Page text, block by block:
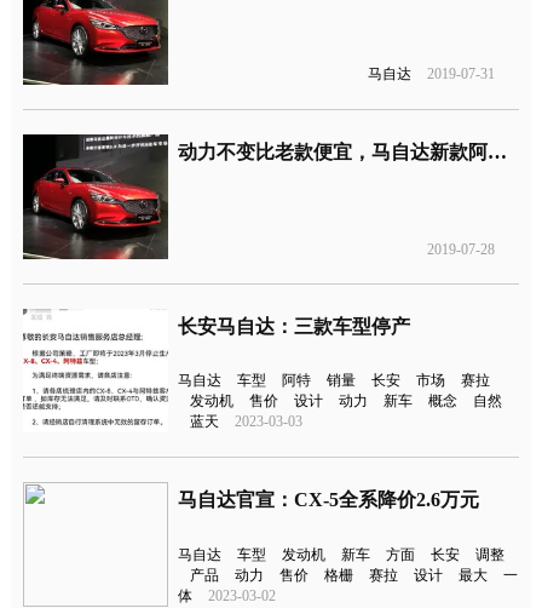
马自达 2019-07-31
动力不变比老款便宜，马自达新款阿特兹预售价16.90万元起
2019-07-28
长安马自达：三款车型停产
马自达 车型 阿特 销量 长安 市场
赛拉
发动机
售价 设计 动力 新车 概念
自然
蓝天
2023-03-03
马自达官宣：CX-5全系降价2.6万元
马自达 车型 发动机 新车 方面 长安
调整
产品
动力 售价 格栅 赛拉 设计 最大
一
体
2023-03-02